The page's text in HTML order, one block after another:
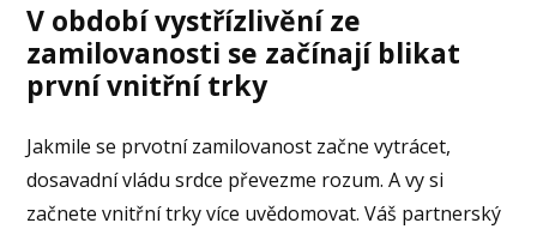
V období vystřízlivění ze
zamilovanosti se začínají blikat
první vnitřní trky
Jakmile se prvotní zamilovanost začne vytrácet,
dosavadní vládu srdce převezme rozum. A vy si
začnete vnitřní trky více uvědomovat. Váš partnerský